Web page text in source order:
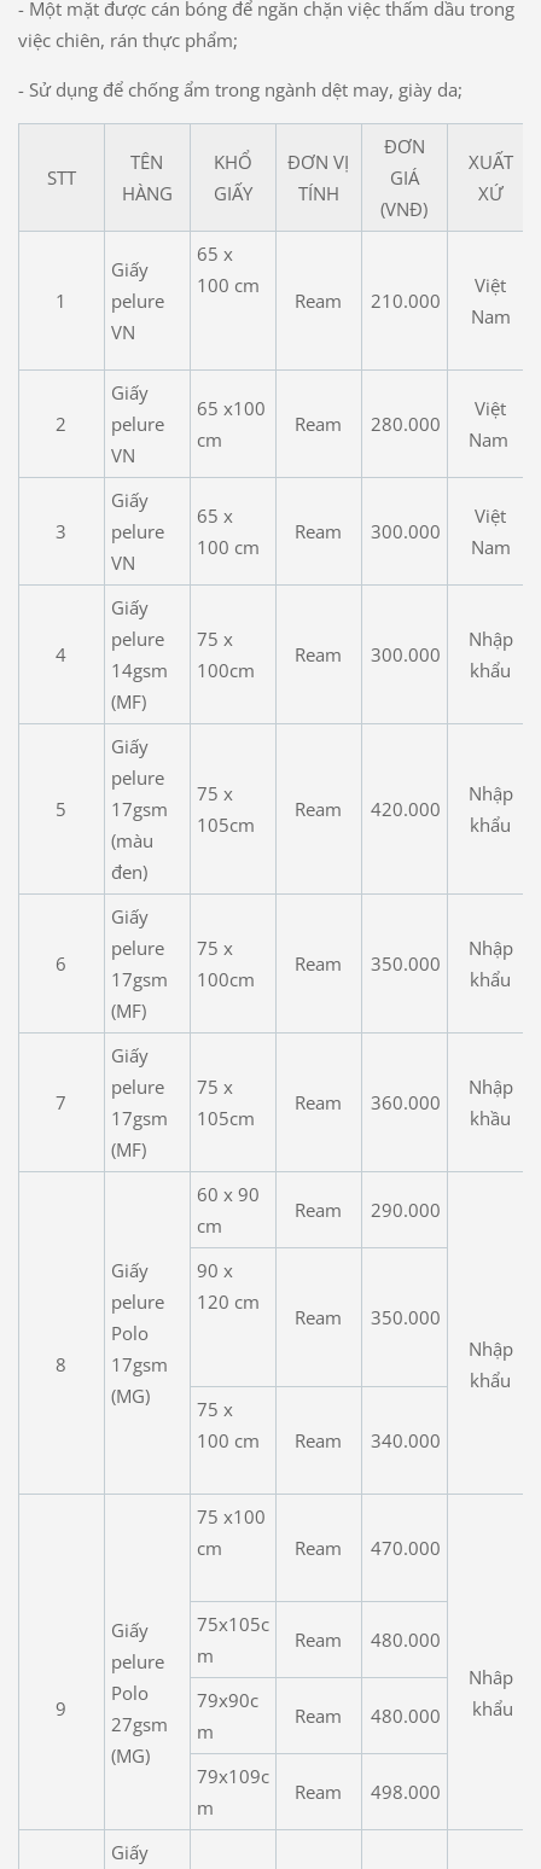
- Một mặt được cán bóng để ngăn chặn việc thấm dầu trong
việc chiên, rán thực phẩm;
- Sử dụng để chống ẩm trong ngành dệt may, giày da;
STT
TÊN
HÀNG
KHỔ
GIẤY
ĐƠN VỊ
TÍNH
ĐƠN
GIÁ
(VNĐ)
XUẤT
XỨ
1
Giấy
pelure
VN
65 x
100 cm
Ream 210.000
Việt
Nam
2
Giấy
pelure
VN
65 x100
cm
Ream 280.000
Việt
Nam
3
Giấy
pelure
VN
65 x
100 cm
Ream 300.000
Việt
Nam
4
Giấy
pelure
14gsm
(MF)
75 x
100cm
Ream 300.000
Nhập
khẩu
5
Giấy
pelure
17gsm
(màu
đen)
75 x
105cm
Ream 420.000
Nhập
khẩu
6
Giấy
pelure
17gsm
(MF)
75 x
100cm
Ream 350.000
Nhập
khẩu
7
Giấy
pelure
17gsm
(MF)
75 x
105cm
Ream 360.000
Nhập
khầu
8
Giấy
pelure
Polo
17gsm
(MG)
60 x 90
cm
Ream 290.000
Nhập
khẩu
90 x
120 cm
Ream 350.000
75 x
100 cm
Ream 340.000
9
Giấy
pelure
Polo
27gsm
(MG)
75 x100
cm
Ream 470.000
Nhâp
khẩu
75x105c
m
Ream 480.000
79x90c
m
Ream 480.000
79x109c
m
Ream 498.000
Giấy